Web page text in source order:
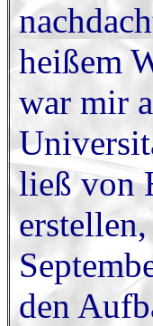
heißem
war mir
ließ von
den